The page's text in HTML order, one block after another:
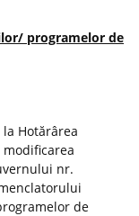
programelor de
Hotărârea
nr.
de